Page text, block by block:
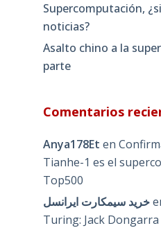
Supercomputación,
noticias?
Asalto chino a la
parte
Comentarios
Anya178Et en
Tianhe-1 es el
Top500
خرید سیمکارت ایرانسل
Turing: Jack Dongarra